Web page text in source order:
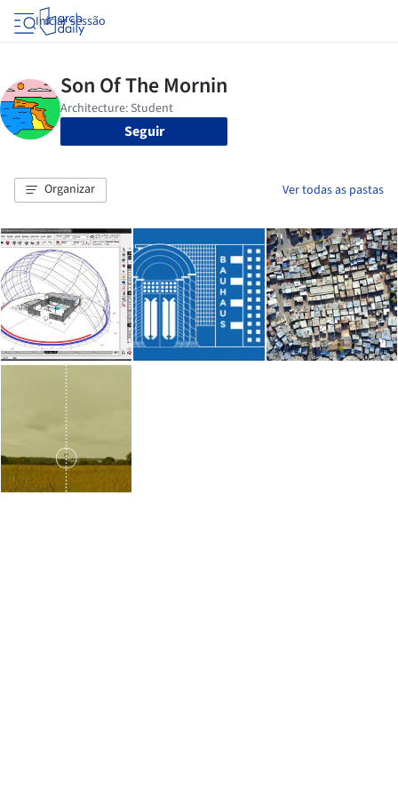
Iniciar sessão
Seguir
Organizar Ver todas as pastas